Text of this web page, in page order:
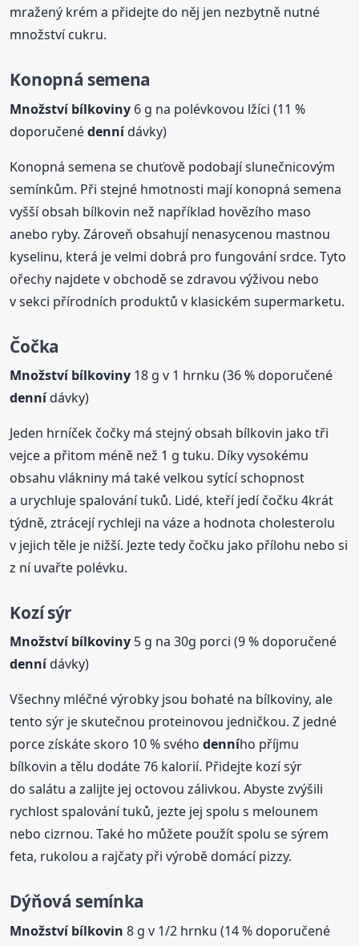
mražený krém a přidejte do něj jen nezbytně nutné
množství cukru.
Konopná semena
Množství bílkoviny 6 g na polévkovou lžíci (11 %
doporučenédennídávky)
Konopná semena se chuťově podobají slunečnicovým
semínkům. Při stejné hmotnosti mají konopná semena
vyšší obsah bílkovin než například hovězího maso
anebo ryby. Zároveň obsahují nenasycenou mastnou
kyselinu, která je velmi dobrá pro fungování srdce. Tyto
ořechy najdete v obchodě se zdravou výživou nebo
v sekci přírodních produktů v klasickém supermarketu.
Čočka
Množství bílkoviny 18 g v 1 hrnku (36 % doporučené
dennídávky)
Jeden hrníček čočky má stejný obsah bílkovin jako tři
vejce a přitom méně než 1 g tuku. Díky vysokému
obsahu vlákniny má také velkou sytící schopnost
a urychluje spalování tuků. Lidé, kteří jedí čočku 4krát
týdně, ztrácejí rychleji na váze a hodnota cholesterolu
v jejich těle je nižší. Jezte tedy čočku jako přílohu nebo si
z ní uvařte polévku.
Kozí sýr
Množství bílkoviny 5 g na 30g porci (9 % doporučené
dennídávky)
Všechny mléčné výrobky jsou bohaté na bílkoviny, ale
tento sýr je skutečnou proteinovou jedničkou. Z jedné
porce získáte skoro 10 % svéhodenního příjmu
bílkovin a tělu dodáte 76 kalorií. Přidejte kozí sýr
do salátu a zalijte jej octovou zálivkou. Abyste zvýšili
rychlost spalování tuků, jezte jej spolu s melounem
nebo cizrnou. Také ho můžete použít spolu se sýrem
feta, rukolou a rajčaty při výrobě domácí pizzy.
Dýňová semínka
Množství bílkovin 8 g v 1/2 hrnku (14 % doporučené